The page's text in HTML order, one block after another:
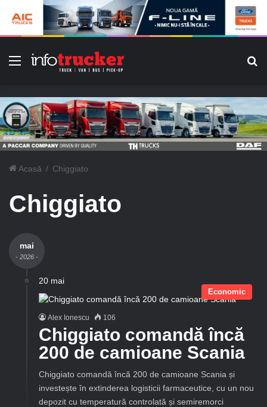
Meniu
Acasă / Chiggiato
Chiggiato
mai
- 2026 -
20 mai
Economic
Alex Ionescu 106
Chiggiato comandă încă
200 de camioane Scania
Chiggiato comandă încă 200 de camioane Scania și
investește în extinderea logisticii farmaceutice, cu un nou
depozit cu temperatură controlată și semiremorci